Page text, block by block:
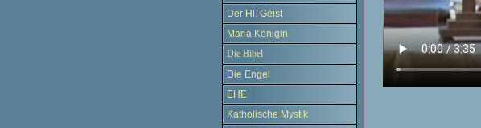
Der Hl. Geist
Maria Königin
Die Bibel
Die Engel
EHE
Katholische Mystik